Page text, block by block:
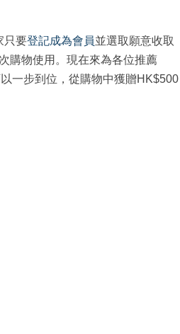
只要登記成為會員並選取願意收取
購物使用。現在來為各位推薦
一步到位，從購物中獲贈HK$500